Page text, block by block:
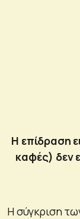
Η επίδραση
καφές) δεν
Η σύγκριση